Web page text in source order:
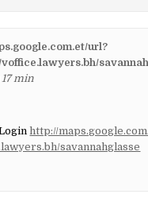
url?
min
http://
savannahglasse